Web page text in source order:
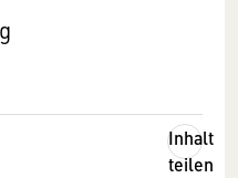
Inhalt
teilen